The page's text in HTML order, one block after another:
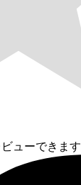
ューできます